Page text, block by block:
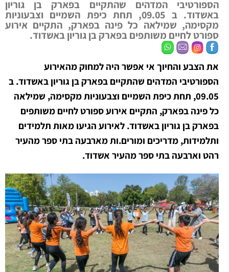
הספורטיבי המדהים שהתקיים בפארק בן גוריון
באשדוד. ב 09.05, תחת כיפת השמיים וצבעוניות
מקסימה, שמילאה כל פינה בפארק, התקיים אירוע
ספורט לחיים משותפים בפארק בן גוריון באשדוד.
את הצבע והחיוך אי אפשר היה למחוק מהאירוע
הספורטיבי המדהים שהתקיים בפארק בן גוריון באשדוד. ב
09.05, תחת כיפת השמיים וצבעוניות מקסימה, שמילאה
כל פינה בפארק, התקיים אירוע ספורט לחיים משותפים
בפארק בן גוריון באשדוד. לאירוע הגיעו מאות תלמידים
ותלמידות, מדריכים ומורים.ות מארבעה בתי ספר מהעיר
רהט וארבעה בתי ספר מהעיר אשדוד.